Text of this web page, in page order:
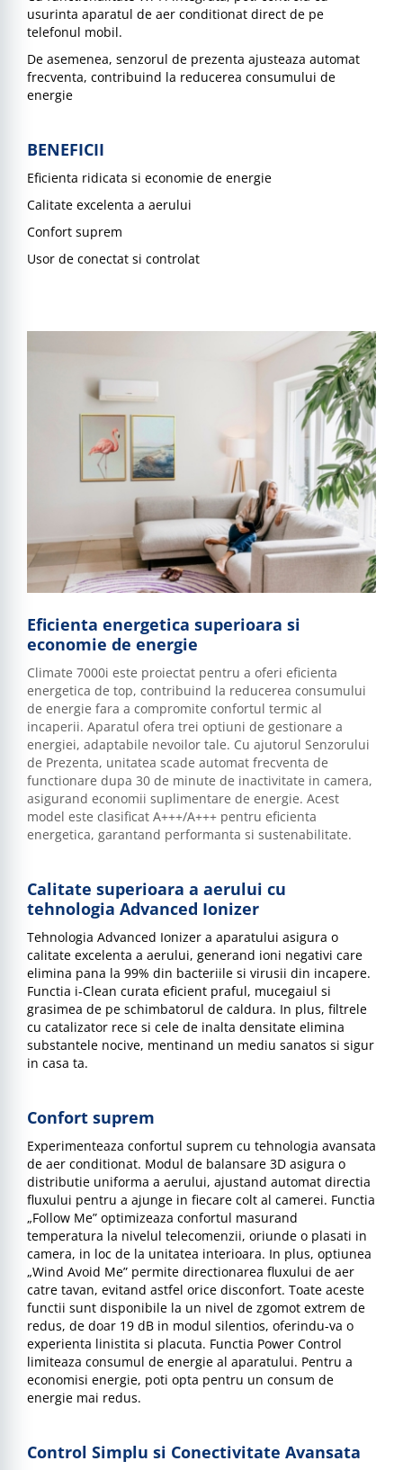
usurinta aparatul de aer conditionat direct de pe
telefonul mobil.
De asemenea, senzorul de prezenta ajusteaza automat
frecventa, contribuind la reducerea consumului de
energie
BENEFICII
Eficienta ridicata si economie de energie
Calitate excelenta a aerului
Confort suprem
Usor de conectat si controlat
Eficienta energetica superioara si
economie de energie
Climate 7000i este proiectat pentru a oferi eficienta
energetica de top, contribuind la reducerea consumului
de energie fara a compromite confortul termic al
incaperii. Aparatul ofera trei optiuni de gestionare a
energiei, adaptabile nevoilor tale. Cu ajutorul Senzorului
de Prezenta, unitatea scade automat frecventa de
functionare dupa 30 de minute de inactivitate in camera,
asigurand economii suplimentare de energie. Acest
model este clasificat A+++/A+++ pentru eficienta
energetica, garantand performanta si sustenabilitate.
Calitate superioara a aerului cu
tehnologia Advanced Ionizer
Tehnologia Advanced Ionizer a aparatului asigura o
calitate excelenta a aerului, generand ioni negativi care
elimina pana la 99% din bacteriile si virusii din incapere.
Functia i-Clean curata eficient praful, mucegaiul si
grasimea de pe schimbatorul de caldura. In plus, filtrele
cu catalizator rece si cele de inalta densitate elimina
substantele nocive, mentinand un mediu sanatos si sigur
in casa ta.
Confort suprem
Experimenteaza confortul suprem cu tehnologia avansata
de aer conditionat. Modul de balansare 3D asigura o
distributie uniforma a aerului, ajustand automat directia
fluxului pentru a ajunge in fiecare colt al camerei. Functia
„Follow Me” optimizeaza confortul masurand
temperatura la nivelul telecomenzii, oriunde o plasati in
camera, in loc de la unitatea interioara. In plus, optiunea
„Wind Avoid Me” permite directionarea fluxului de aer
catre tavan, evitand astfel orice disconfort. Toate aceste
functii sunt disponibile la un nivel de zgomot extrem de
redus, de doar 19 dB in modul silentios, oferindu-va o
experienta linistita si placuta. Functia Power Control
limiteaza consumul de energie al aparatului. Pentru a
economisi energie, poti opta pentru un consum de
energie mai redus.
Control Simplu si Conectivitate Avansata